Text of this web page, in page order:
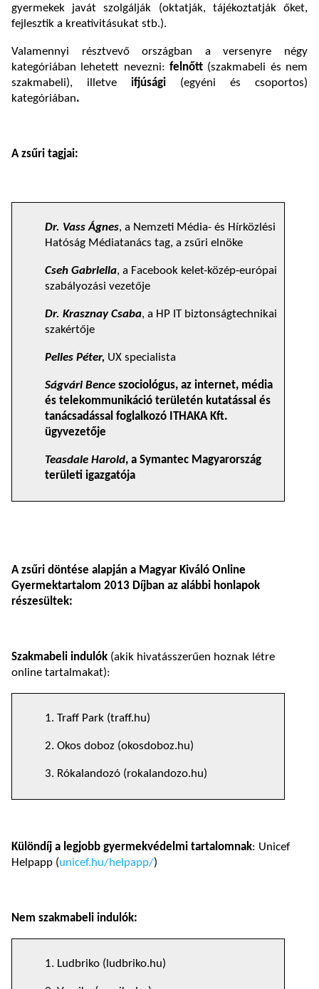
gyermekek javát szolgálják (oktatják, tájékoztatják őket,
fejlesztik a kreativitásukat stb.).
Valamennyi résztvevő országban a versenyre négy
kategóriában lehetett nevezni: felnőtt (szakmabeli és nem
szakmabeli), illetve ifjúsági (egyéni és csoportos)
kategóriában.
A zsűri tagjai:
Dr. Vass Ágnes, a Nemzeti Média- és Hírközlési
Hatóság Médiatanács tag, a zsűri elnöke
Cseh Gabriella, a Facebook kelet-közép-európai
szabályozási vezetője
Dr. Krasznay Csaba, a HP IT biztonságtechnikai
szakértője
Pelles Péter, UX specialista
Ságvári Bence szociológus, az internet, média
és telekommunikáció területén kutatással és
tanácsadással foglalkozó ITHAKA Kft.
ügyvezetője
Teasdale Harold, a Symantec Magyarország
területi igazgatója
A zsűri döntése alapján a Magyar Kiváló Online
Gyermektartalom 2013 Díjban az alábbi honlapok
részesültek:
Szakmabeli indulók (akik hivatásszerűen hoznak létre
online tartalmakat):
1. Traff Park (traff.hu)
2. Okos doboz (okosdoboz.hu)
3. Rókalandozó (rokalandozo.hu)
Különdíj a legjobb gyermekvédelmi tartalomnak: Unicef
Helpapp (unicef.hu/helpapp/)
Nem szakmabeli indulók:
1. Ludbriko (ludbriko.hu)